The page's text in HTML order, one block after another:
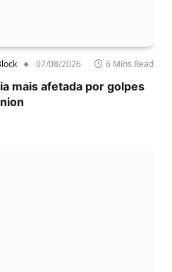
07/08/2026 6 Mins Read
mais afetada por golpes